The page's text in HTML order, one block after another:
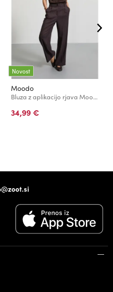
Novost
Moodo
Bluza z aplikacijo rjava Moodo
34,99 €